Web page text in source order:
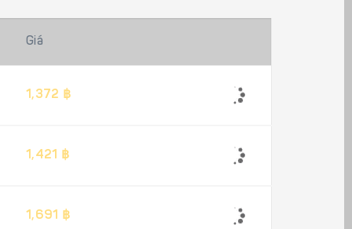
Giá
1,372 ฿
1,421 ฿
1,691 ฿